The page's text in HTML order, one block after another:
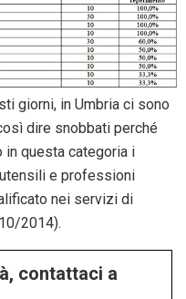
giorni, in Umbria ci sono
dire snobbati perché
in questa categoria i
e professioni
nei servizi di
2014).
contattaci a